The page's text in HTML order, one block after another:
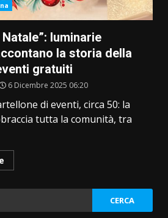
luminarie
la storia della
gratuiti
6 Dicembre 2025 06:20
di eventi, circa 50: la
tutta la comunità, tra